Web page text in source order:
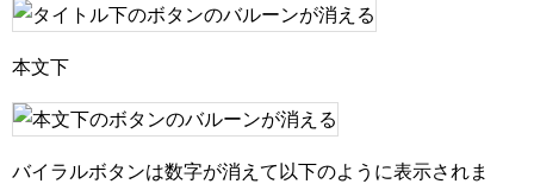
本文下
バイラルボタンは数字が消えて以下のように表示されま